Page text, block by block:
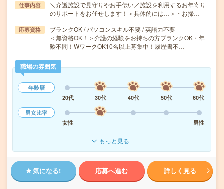
仕事内容
＼介護施設で見守りやお手伝い／施設を利用するお年寄り
のサポートをお任せします！＜具体的には…＞・お掃…
応募資格
ブランクOK / パソコンスキル不要 / 英語力不要
＜無資格OK！＞介護の経験をお持ちの方ブランクOK・年
齢不問！WワークOK10名以上募集中！履歴書不…
職場の雰囲気
年齢層
20代
30代 40代 50代
60代
男女比率
女性
男性
もっと見る
気になる! 応募へ進む 詳しく見る